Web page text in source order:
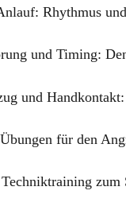
Rhythmus
und Timing:
und
für den
zum